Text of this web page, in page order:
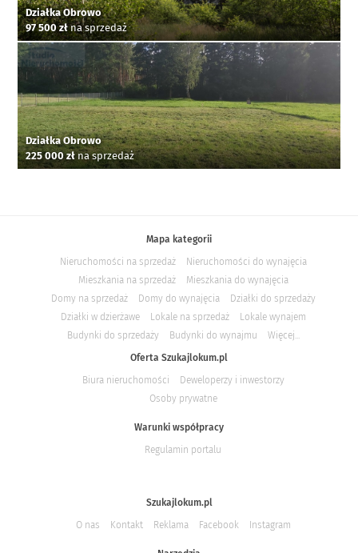
Działka Obrowo
97 500 złna sprzedaż
Działka Obrowo
225 000 zł na sprzedaż
Mapa kategorii
Nieruchomości na sprzedaż
Nieruchomości do wynajęcia
Mieszkania na sprzedaż
Mieszkania do wynajęcia
Domy na sprzedaż
Domy do wynajęcia
Działki do sprzedaży
Działki w dzierżawe
Lokale na sprzedaż
Lokale wynajem
Budynki do sprzedaży
Budynki do wynajmu
Więcej...
Oferta Szukajlokum.pl
Biura nieruchomości
Deweloperzy i inwestorzy
Osoby prywatne
Warunki współpracy
Regulamin portalu
Szukajlokum.pl
O nas
Kontakt Reklama Facebook Instagram